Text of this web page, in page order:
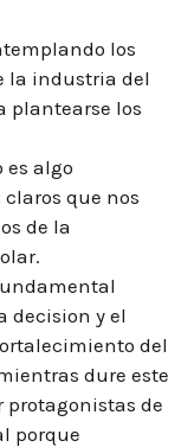
los
la industria del
plantearse los
es algo
que nos
de la
decision y el
del
dure este
protagonistas de
porque